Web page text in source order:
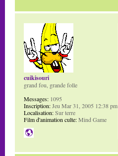
cuikisouri
grand fou, grande folle
Messages: 1095
Inscription:Jeu Mar 31, 2005 12:38 pm
Localisation:Sur terre
Film d'animation culte:Mind Game